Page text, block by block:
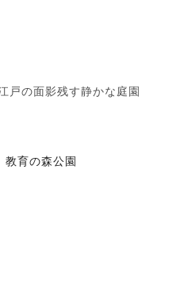
戸の面影残す静かな庭園
教育の森公園